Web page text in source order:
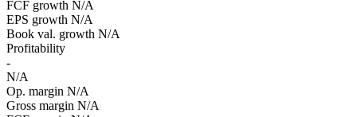
FCF growth N/A
EPS growth N/A
Book val. growth N/A
Profitability
-
N/A
Op. margin N/A
Gross margin N/A